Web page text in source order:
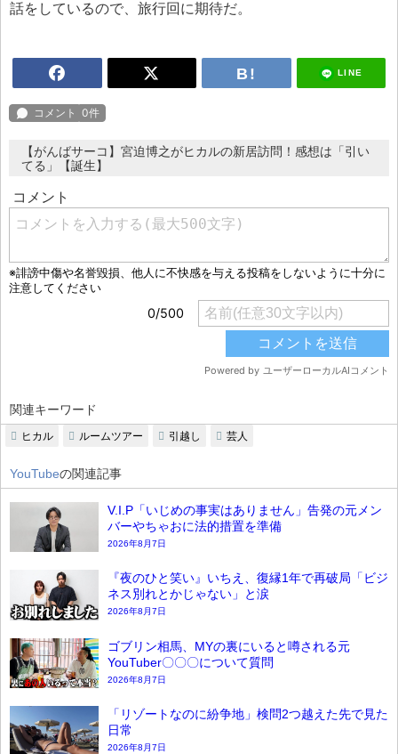
話をしているので、旅行回に期待だ。
LINE
【がんばサーコ】宮迫博之がヒカルの新居訪問！感想は「引い
てる」【誕生】
関連キーワード
ヒカル ルームツアー 引越し 芸人
YouTubeの関連記事
V.I.P「いじめの事実はありません」告発の元メン
バーやちゃおに法的措置を準備
2026年8月7日
『夜のひと笑い』いちえ、復縁1年で再破局「ビジ
ネス別れとかじゃない」と涙
2026年8月7日
ゴブリン相馬、MYの裏にいると噂される元
YouTuber〇〇〇について質問
2026年8月7日
「リゾートなのに紛争地」検問2つ越えた先で見た
日常
2026年8月7日